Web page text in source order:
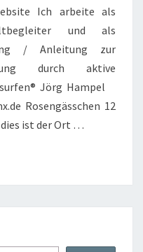
Ich arbeite als
und als
/ Anleitung zur
durch aktive
Jörg Hampel
Rosengässchen 12
ist der Ort …